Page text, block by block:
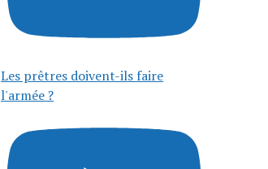
Les prêtres doivent-ils faire
l'armée ?